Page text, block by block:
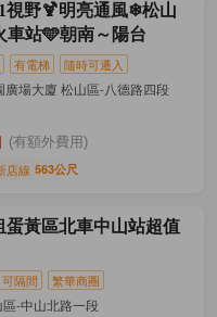
視野🍹明亮通風❄松山
車站🩵朝南～陽台
有電梯 隨時可遷入
場大廈 松山區-八德路四段
(有額外費用)
店線 563公尺
蛋黃區北車中山站超值
可隔間 繁華商圈
-中山北路一段